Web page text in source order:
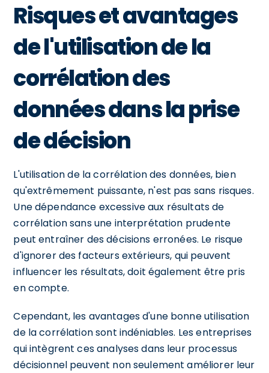
Risques et avantages
de l'utilisation de la
corrélation des
données dans la prise
de décision
L'utilisation de la corrélation des données, bien
qu'extrêmement puissante, n'est pas sans risques.
Une dépendance excessive aux résultats de
corrélation sans une interprétation prudente
peut entraîner des décisions erronées. Le risque
d'ignorer des facteurs extérieurs, qui peuvent
influencer les résultats, doit également être pris
en compte.
Cependant, les avantages d'une bonne utilisation
de la corrélation sont indéniables. Les entreprises
qui intègrent ces analyses dans leur processus
décisionnel peuvent non seulement améliorer leur